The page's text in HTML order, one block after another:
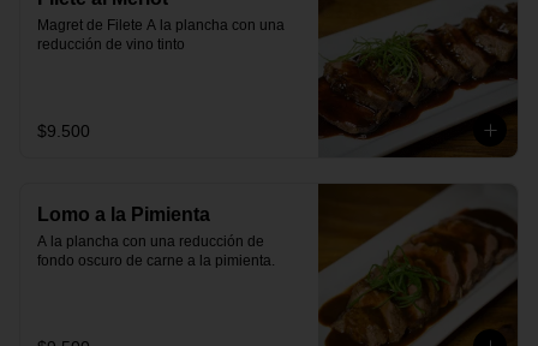
Magret de Filete A la plancha con una
reducción de vino tinto
$9.500
Lomo a la Pimienta
A la plancha con una reducción de
fondo oscuro de carne a la pimienta.